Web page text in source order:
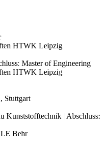
HTWK Leipzig
Master of Engineering
HTWK Leipzig
Stuttgart
Kunststofftechnik | Abschluss:
Behr